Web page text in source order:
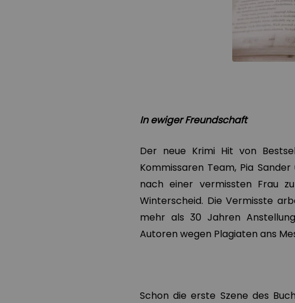
In ewiger Freundschaft
Der neue Krimi Hit von
Kommissaren Team, Pia
nach einer vermissten Frau
Winterscheid. Die Vermisste
mehr als 30 Jahren
Autoren wegen Plagiaten ans
Schon die erste Szene des